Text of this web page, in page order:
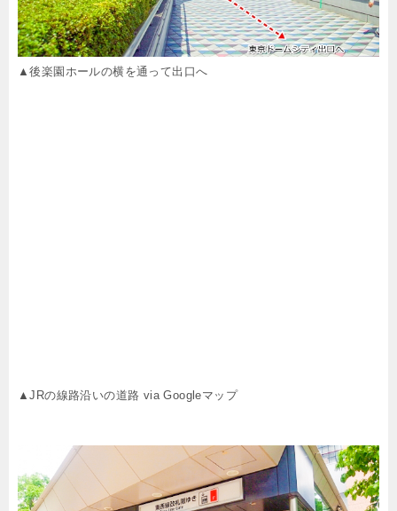
▲後楽園ホールの横を通って出口へ
▲JRの線路沿いの道路 via Googleマップ